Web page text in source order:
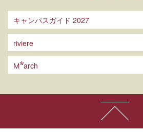
キャンパスガイド 2027
riviere
M arch